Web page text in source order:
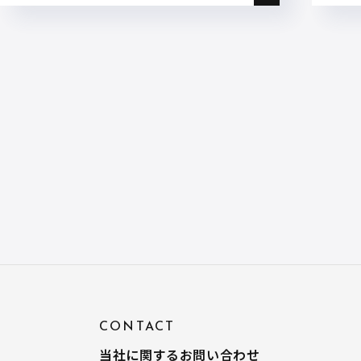
CONTACT
当社に関するお問い合わせ